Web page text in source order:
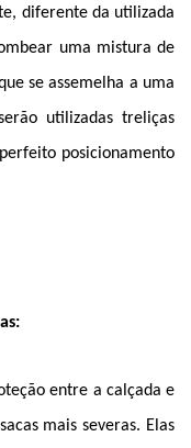
diferente da utilizada
uma mistura de
se assemelha a uma
utilizadas treliças
posicionamento
entre a calçada e
mais severas. Elas